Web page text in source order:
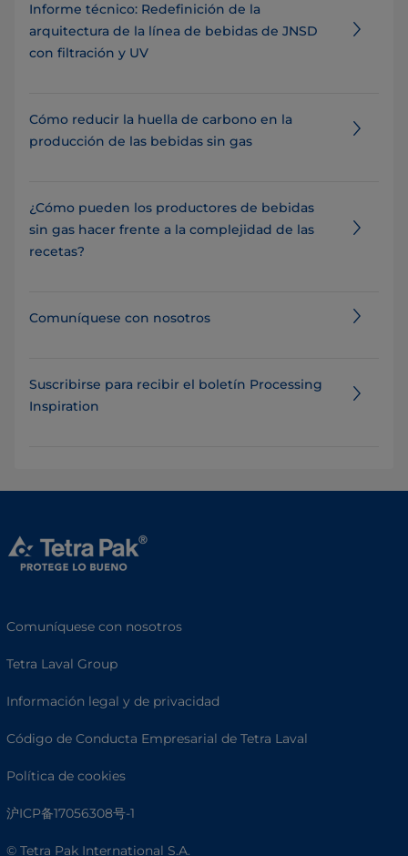
Informe técnico: Redefinición de la
arquitectura de la línea de bebidas de JNSD
con filtración y UV​​​
Cómo reducir la huella de carbono en la
producción de las bebidas sin gas
¿Cómo pueden los productores de bebidas
sin gas hacer frente a la complejidad de las
recetas?
Comuníquese con nosotros
Suscribirse para recibir el boletín Processing
Inspiration
Comuníquese con nosotros
Tetra Laval Group
Información legal y de privacidad
Código de Conducta Empresarial de Tetra Laval
Política de cookies
沪ICP备17056308号-1
© Tetra Pak International S.A.